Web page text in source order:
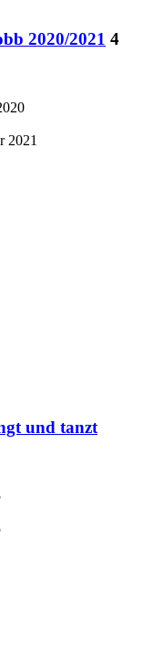
2020/2021 4
2021
und tanzt